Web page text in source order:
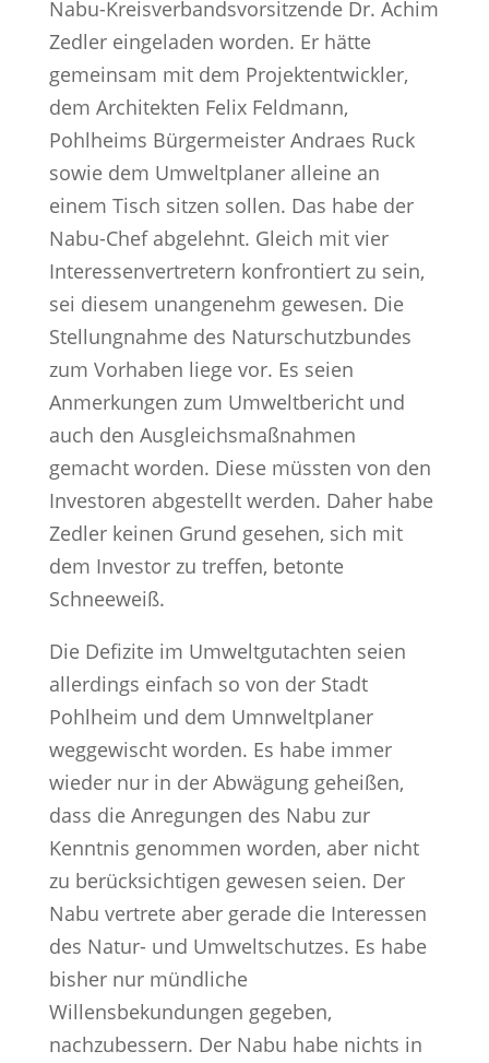
Nabu-Kreisverbandsvorsitzende Dr. Achim
Zedler eingeladen worden. Er hätte
gemeinsam mit dem Projektentwickler,
dem Architekten Felix Feldmann,
Pohlheims Bürgermeister Andraes Ruck
sowie dem Umweltplaner alleine an
einem Tisch sitzen sollen. Das habe der
Nabu-Chef abgelehnt. Gleich mit vier
Interessenvertretern konfrontiert zu sein,
sei diesem unangenehm gewesen. Die
Stellungnahme des Naturschutzbundes
zum Vorhaben liege vor. Es seien
Anmerkungen zum Umweltbericht und
auch den Ausgleichsmaßnahmen
gemacht worden. Diese müssten von den
Investoren abgestellt werden. Daher habe
Zedler keinen Grund gesehen, sich mit
dem Investor zu treffen, betonte
Schneeweiß.
Die Defizite im Umweltgutachten seien
allerdings einfach so von der Stadt
Pohlheim und dem Umnweltplaner
weggewischt worden. Es habe immer
wieder nur in der Abwägung geheißen,
dass die Anregungen des Nabu zur
Kenntnis genommen worden, aber nicht
zu berücksichtigen gewesen seien. Der
Nabu vertrete aber gerade die Interessen
des Natur- und Umweltschutzes. Es habe
bisher nur mündliche
Willensbekundungen gegeben,
nachzubessern. Der Nabu habe nichts in